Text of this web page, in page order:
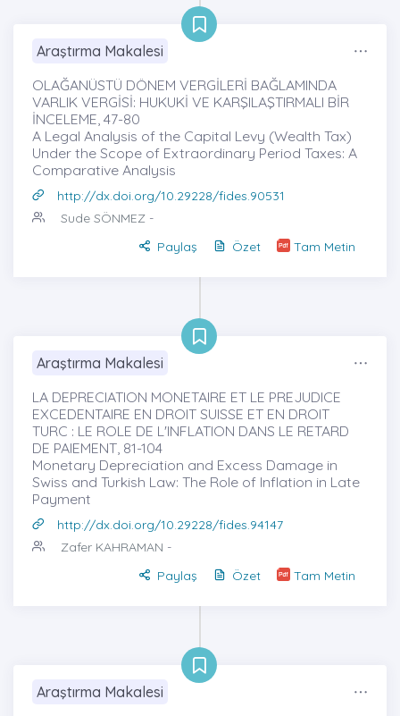
Araştırma Makalesi
OLAĞANÜSTÜ DÖNEM VERGİLERİ BAĞLAMINDA
VARLIK VERGİSİ: HUKUKİ VE KARŞILAŞTIRMALI BİR
İNCELEME, 47-80
A Legal Analysis of the Capital Levy (Wealth Tax)
Under the Scope of Extraordinary Period Taxes: A
Comparative Analysis
http://dx.doi.org/10.29228/fides.90531
Sude SÖNMEZ -
Paylaş
Özet Tam Metin
Araştırma Makalesi
LA DEPRECIATION MONETAIRE ET LE PREJUDICE
EXCEDENTAIRE EN DROIT SUISSE ET EN DROIT
TURC : LE ROLE DE L'INFLATION DANS LE RETARD
DE PAIEMENT, 81-104
Monetary Depreciation and Excess Damage in
Swiss and Turkish Law: The Role of Inflation in Late
Payment
http://dx.doi.org/10.29228/fides.94147
Zafer KAHRAMAN -
Paylaş
Özet Tam Metin
Araştırma Makalesi